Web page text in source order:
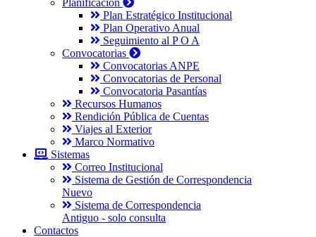
Planificación
Plan Estratégico Institucional
Plan Operativo Anual
Seguimiento al P O A
Convocatorias
Convocatorias ANPE
Convocatorias de Personal
Convocatoria Pasantías
Recursos Humanos
Rendición Pública de Cuentas
Viajes al Exterior
Marco Normativo
Sistemas
Correo Institucional
Sistema de Gestión de Correspondencia
Nuevo
Sistema de Correspondencia
Antiguo - solo consulta
Contactos